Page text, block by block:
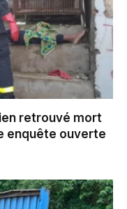
retrouvé mort
enquête ouverte